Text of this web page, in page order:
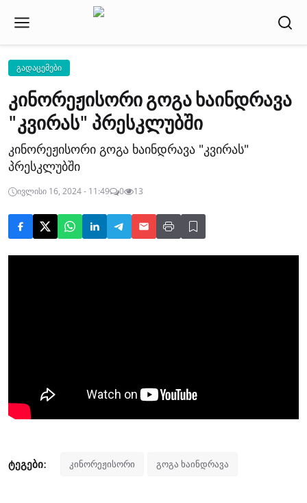
გადაცემები
კინორეჟისორი გოგა ხაინდრავა
"კვირას" პრესკლუბში
კინორეჟისორი გოგა ხაინდრავა "კვირას"
პრესკლუბში
ივლისი 16, 2024 - 11:49 0 13
ტეგები: კინორეჟისორი გოგა ხაინდრავა